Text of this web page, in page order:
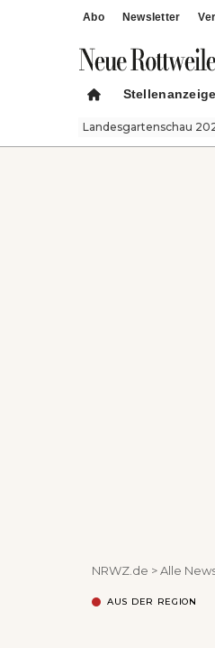
Abo Newsletter
Landesgartenschau
NRWZ.de >Alle
AUS DER REGION